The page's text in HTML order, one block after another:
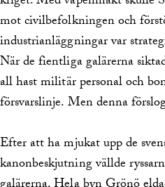
mot civilbefolkningen och
industrianläggningar var
När de fientliga galärerna
all hast militär personal och
försvarslinje. Men denna
Efter att ha mjukat upp de
kanonbeskjutning vällde